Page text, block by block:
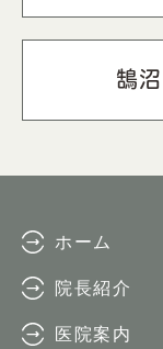
鵠
ホーム
院長紹介
医院案内